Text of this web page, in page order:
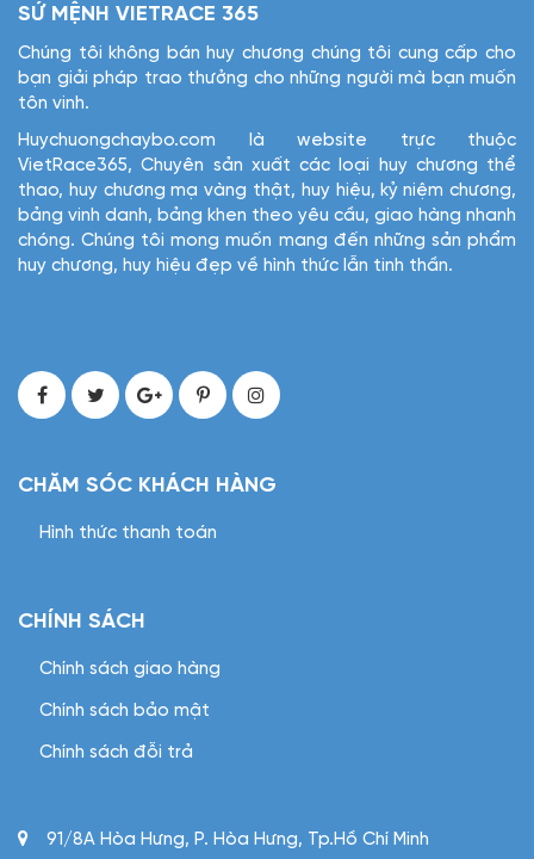
SỨ MỆNH VIETRACE 365
Chúng tôi không bán huy chương chúng tôi cung cấp cho
bạn giải pháp trao thưởng cho những người mà bạn muốn
tôn vinh.
Huychuongchaybo.com là website trực thuộc
VietRace365, Chuyên sản xuất các loại huy chương thể
thao, huy chương mạ vàng thật, huy hiệu, kỷ niệm chương,
bảng vinh danh, bảng khen theo yêu cầu, giao hàng nhanh
chóng. Chúng tôi mong muốn mang đến những sản phẩm
huy chương, huy hiệu đẹp về hình thức lẫn tinh thần.
CHĂM SÓC KHÁCH HÀNG
Hình thức thanh toán
CHÍNH SÁCH
Chính sách giao hàng
Chính sách bảo mật
Chính sách đỗi trả
91/8A Hòa Hưng, P. Hòa Hưng, Tp.Hồ Chí Minh